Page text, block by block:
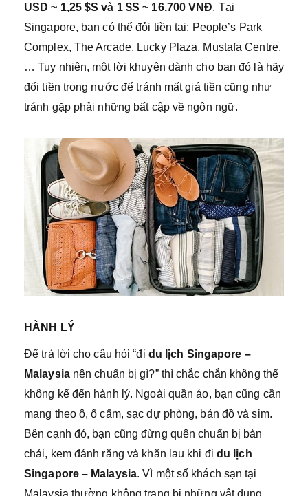
USD ~ 1,25 $S và 1 $S ~ 16.700 VNĐ. Tại
Singapore, bạn có thể đỏi tiền tại: People’s Park
Complex, The Arcade, Lucky Plaza, Mustafa Centre,
… Tuy nhiên, một lời khuyên dành cho bạn đó là hãy
đổi tiền trong nước để tránh mất giá tiền cũng như
tránh gặp phải những bất cập về ngôn ngữ.
HÀNH LÝ
Để trả lời cho câu hỏi “đi du lịch Singapore –
Malaysianên chuẩn bị gì?” thì chắc chắn không thể
không kể đến hành lý. Ngoài quần áo, bạn cũng cần
mang theo ô, ổ cấm, sạc dự phòng, bản đồ và sim.
Bên cạnh đó, bạn cũng đừng quên chuẩn bị bàn
chải, kem đánh răng và khăn lau khi đi du lịch
Singapore – Malaysia. Vì một số khách sạn tại